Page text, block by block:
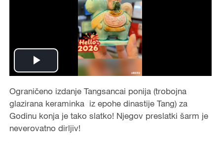
Play
Video
Ograničeno izdanje Tangsancai ponija (trobojna
glazirana keraminka iz epohe dinastije Tang) za
Godinu konja je tako slatko! Njegov preslatki šarm je
neverovatno dirljiv!